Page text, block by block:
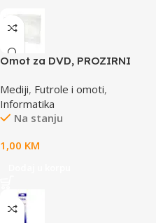
Omot za DVD, PROZIRNI
Mediji, Futrole i omoti,
Informatika
Na stanju
1,00 KM